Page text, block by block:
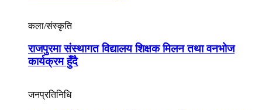
कला/संस्कृति
राजपुरमा संस्थागत विद्यालय शिक्षक मिलन तथा वनभोज
कार्यक्रम हुँदै
जनप्रतिनिधि